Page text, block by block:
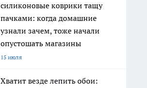
силиконовые коврики тащу
пачками: когда домашние
узнали зачем, тоже начали
опустошать магазины
15 июля
Хватит везде лепить обои: